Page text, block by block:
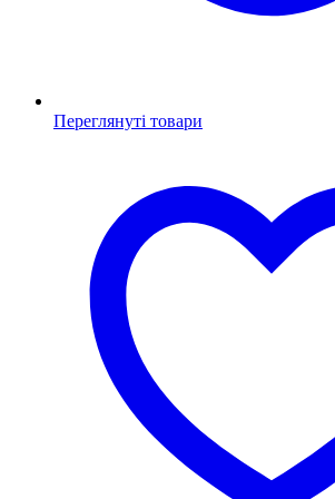
Переглянуті товари